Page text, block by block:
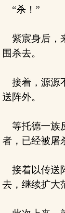
“杀！”
紫宸身后，
围杀去。
接着，源源
送阵外。
等托德一族
者，已经被屠
接着以传送
去，继续扩大